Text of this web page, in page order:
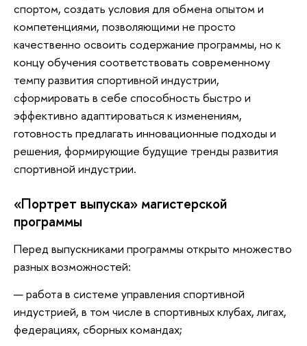
спортом, создать условия для обмена опытом и
компетенциями, позволяющими не просто
качественно освоить содержание программы, но к
концу обучения соответствовать современному
темпу развития спортивной индустрии,
сформировать в себе способность быстро и
эффективно адаптироваться к изменениям,
готовность предлагать инновационные подходы и
решения, формирующие будущие тренды развития
спортивной индустрии.
«Портрет выпуска» магистерской
программы
Перед выпускниками программы открыто множество
разных возможностей:
работа в системе управления спортивной
индустрией, в том числе в спортивных клубах, лигах,
федерациях, сборных командах;